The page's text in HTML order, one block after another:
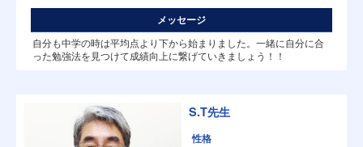
メッセージ
自分も中学の時は平均点より下から始まりました。一緒に自分に合
った勉強法を見つけて成績向上に繋げていきましょう！！
S.T先生
性格